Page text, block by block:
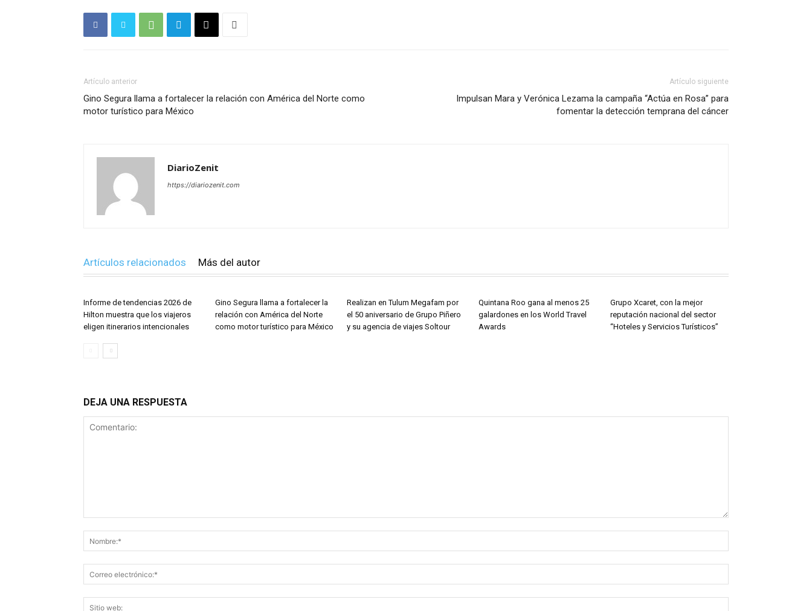
Artículo anterior
Gino Segura llama a fortalecer la relación con América del Norte como
motor turístico para México
Artículo siguiente
Impulsan Mara y Verónica Lezama la campaña “Actúa en Rosa” para
fomentar la detección temprana del cáncer
DiarioZenit
https://diariozenit.com
Artículos relacionados Más del autor
Informe de tendencias 2026 de
Hilton muestra que los viajeros
eligen itinerarios intencionales
Gino Segura llama a fortalecer la
relación con América del Norte
como motor turístico para México
Realizan en Tulum Megafam por
el 50 aniversario de Grupo Piñero
y su agencia de viajes Soltour
Quintana Roo gana al menos 25
galardones en los World Travel
Awards
Grupo Xcaret, con la mejor
reputación nacional del sector
“Hoteles y Servicios Turísticos”
DEJA UNA RESPUESTA